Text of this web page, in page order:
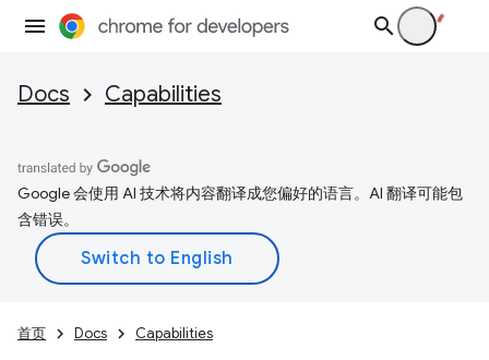
Docs Capabilities
Google 会使用 AI 技术将内容翻译成您偏好的语言。AI 翻译可能包
含错误。
首页 Docs Capabilities